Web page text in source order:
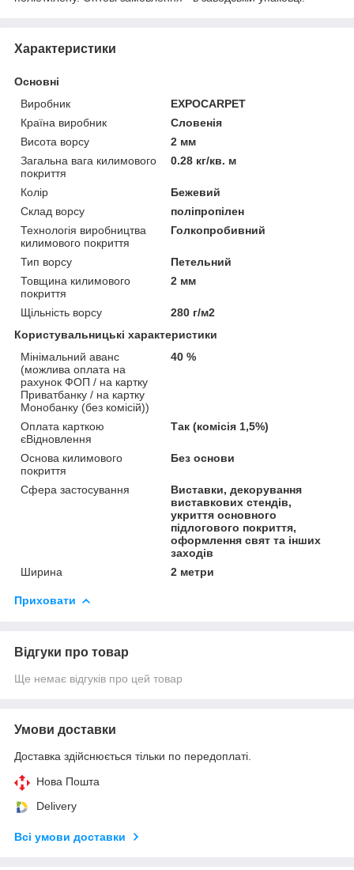
Характеристики
Основні
Виробник
EXPOCARPET
Країна виробник
Словенія
Висота ворсу
2 мм
Загальна вага килимового
покриття
0.28 кг/кв. м
Колір
Бежевий
Склад ворсу
поліпропілен
Технологія виробництва
килимового покриття
Голкопробивний
Тип ворсу
Петельний
Товщина килимового
покриття
2 мм
Щільність ворсу
280 г/м2
Користувальницькі характеристики
Мінімальний аванс
(можлива оплата на
рахунок ФОП / на картку
Приватбанку / на картку
Монобанку (без комісій))
40 %
Оплата карткою
єВідновлення
Так (комісія 1,5%)
Основа килимового
покриття
Без основи
Сфера застосування
Виставки, декорування
виставкових стендів,
укриття основного
підлогового покриття,
оформлення свят та інших
заходів
Ширина
2 метри
Приховати
Відгуки про товар
Ще немає відгуків про цей товар
Умови доставки
Доставка здійснюється тільки по передоплаті.
Нова Пошта
Delivery
Всі умови доставки